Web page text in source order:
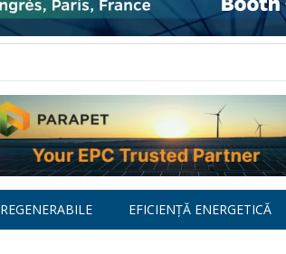
REGENERABILE EFICIENȚĂ ENERGETICĂ